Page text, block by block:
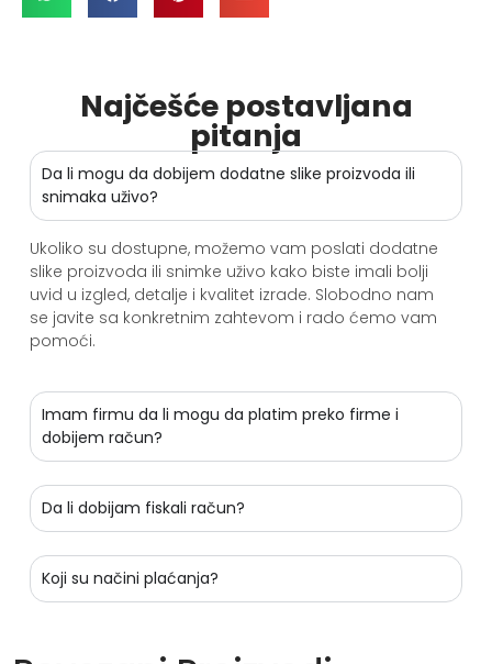
Najčešće postavljana
pitanja
Da li mogu da dobijem dodatne slike proizvoda ili
snimaka uživo?
Ukoliko su dostupne, možemo vam poslati dodatne
slike proizvoda ili snimke uživo kako biste imali bolji
uvid u izgled, detalje i kvalitet izrade. Slobodno nam
se javite sa konkretnim zahtevom i rado ćemo vam
pomoći.
Imam firmu da li mogu da platim preko firme i
dobijem račun?
Da li dobijam fiskali račun?
Koji su načini plaćanja?